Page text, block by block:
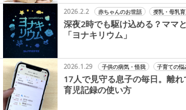
2026.2.2
赤ちゃんのお世話 授乳・母乳
深夜2時でも駆け込める？ママ
「ヨナキリウム」
2026.1.29
子供の病気・怪我 子育ての悩
17人で見守る息子の毎日。離
育児記録の使い方